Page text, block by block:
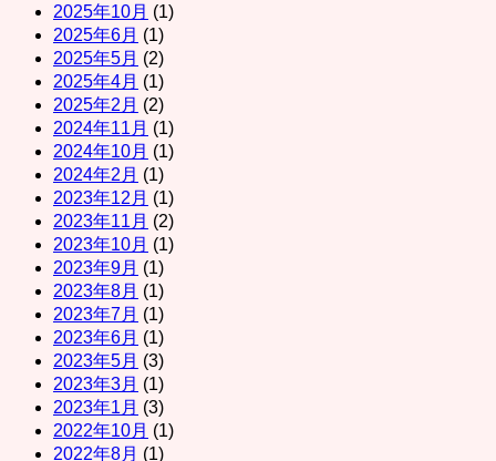
2025年10月 (1)
2025年6月 (1)
2025年5月 (2)
2025年4月 (1)
2025年2月 (2)
2024年11月 (1)
2024年10月 (1)
2024年2月 (1)
2023年12月 (1)
2023年11月 (2)
2023年10月 (1)
2023年9月 (1)
2023年8月 (1)
2023年7月 (1)
2023年6月 (1)
2023年5月 (3)
2023年3月 (1)
2023年1月 (3)
2022年10月 (1)
2022年8月 (1)